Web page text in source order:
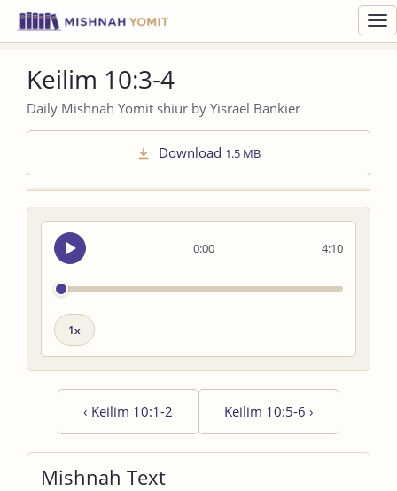
Keilim 10:3-4
Daily Mishnah Yomit shiur by Yisrael Bankier
Download 1.5 MB
0:00
Seek
audio
4:10
Playback
‹ Keilim 10:1-2 Keilim 10:5-6 ›
Mishnah Text